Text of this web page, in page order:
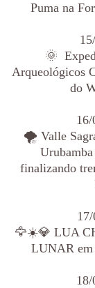
Puma na
🌞
Arqueológicos
do
16/
🌪️ Valle
finalizando
🦅☀️💎 LUA
LUNAR
18/